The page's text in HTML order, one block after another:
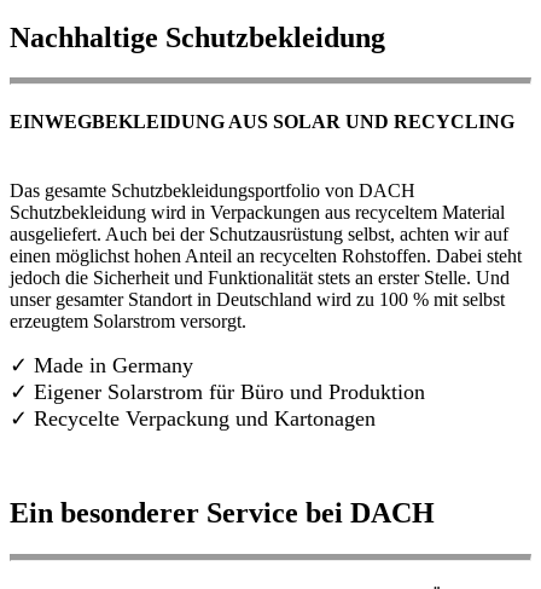
Nachhaltige Schutzbekleidung
EINWEGBEKLEIDUNG AUS SOLAR UND RECYCLING
Das gesamte Schutzbekleidungsportfolio von DACH
Schutzbekleidung wird in Verpackungen aus recyceltem Material
ausgeliefert. Auch bei der Schutzausrüstung selbst, achten wir auf
einen möglichst hohen Anteil an recycelten Rohstoffen. Dabei steht
jedoch die Sicherheit und Funktionalität stets an erster Stelle. Und
unser gesamter Standort in Deutschland wird zu 100 % mit selbst
erzeugtem Solarstrom versorgt.
✓ Made in Germany
✓ Eigener Solarstrom für Büro und Produktion
✓ Recycelte Verpackung und Kartonagen
Ein besonderer Service bei DACH